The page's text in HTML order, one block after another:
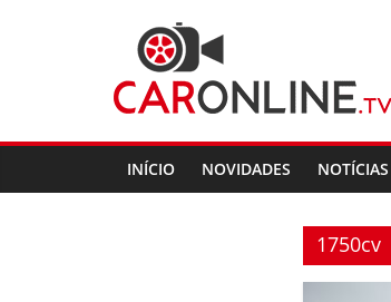
CarOnline.TV
CarOnline.TV
Ensaios
Automóvel
INÍCIO NOVIDADES NOTÍCIAS
1750cv